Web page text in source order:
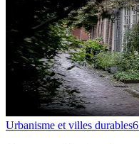
Urbanisme et villes durables6